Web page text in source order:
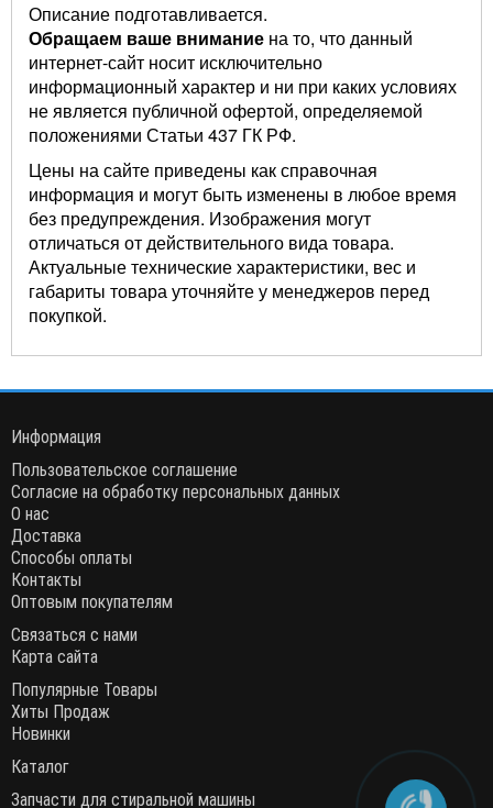
Описание подготавливается.
Обращаем ваше внимание на то, что данный
интернет-сайт носит исключительно
информационный характер и ни при каких условиях
не является публичной офертой, определяемой
положениями Статьи 437 ГК РФ.
Цены на сайте приведены как справочная
информация и могут быть изменены в любое время
без предупреждения. Изображения могут
отличаться от действительного вида товара.
Актуальные технические характеристики, вес и
габариты товара уточняйте у менеджеров перед
покупкой.
Информация
Пользовательское соглашение
Согласие на обработку персональных данных
О нас
Доставка
Способы оплаты
Контакты
Оптовым покупателям
Связаться с нами
Карта сайта
Популярные Товары
Хиты Продаж
Новинки
Каталог
Запчасти для стиральной машины